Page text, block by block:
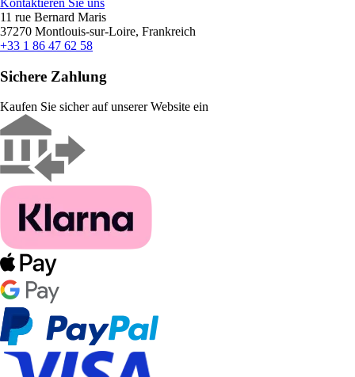
Kontaktieren Sie uns
11 rue Bernard Maris
37270 Montlouis-sur-Loire, Frankreich
+33 1 86 47 62 58
Sichere Zahlung
Kaufen Sie sicher auf unserer Website ein